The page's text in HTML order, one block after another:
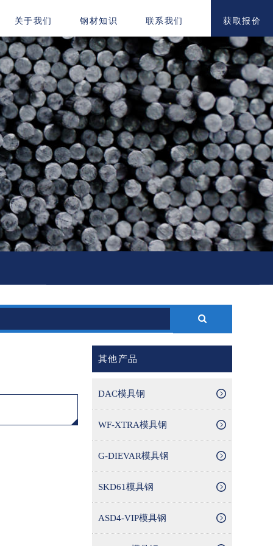
关于我们 钢材知识 联系我们 获取报价
其他产品
DAC模具钢
WF-XTRA模具钢
G-DIEVAR模具钢
SKD61模具钢
ASD4-VIP模具钢